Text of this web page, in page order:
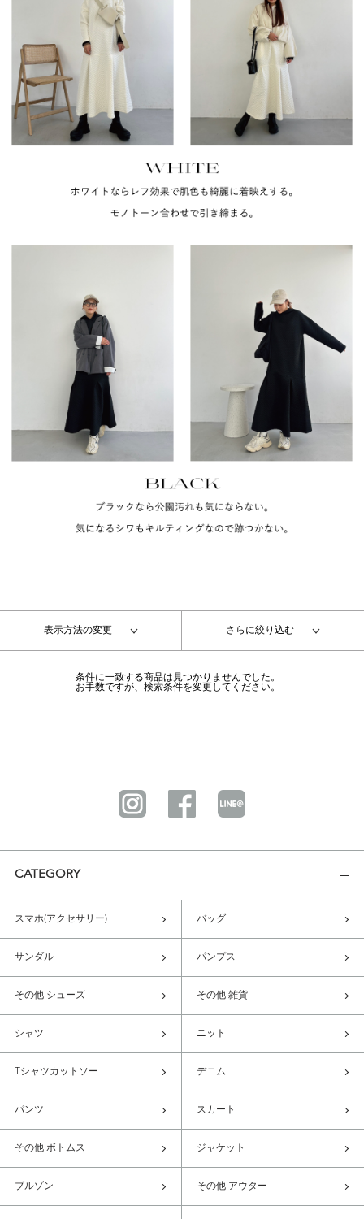
表示方法の変更 さらに絞り込む
条件に一致する商品は見つかりませんでした。
お手数ですが、検索条件を変更してください。
CATEGORY
スマホ(アクセサリー) バッグ
サンダル パンプス
その他 シューズ その他 雑貨
シャツ ニット
Tシャツカットソー デニム
パンツ スカート
その他 ボトムス ジャケット
ブルゾン その他 アウター